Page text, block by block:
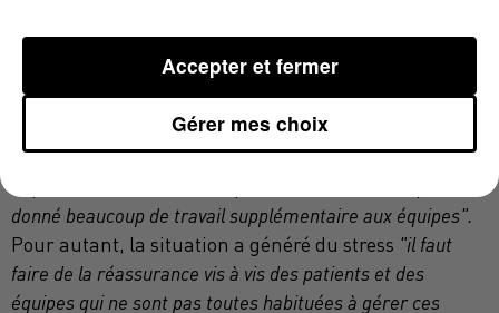
Une fois le problème identifié, ses équipes ont rappelé
l'ensemble des patients avec qui la conversation avait
été coupée"les procédures médicales non prises, les
adresses non notées, il ne fallait pas mettre en danger la
population haut-garonnaise".Le Samu retrouve assez
donné beaucoup de travail supplémentaire aux équipes".
Pour autant, la situation a généré du stress "il faut
faire de la réassurance vis à vis des patients et des
équipes qui ne sont pas toutes habituées à gérer ces
Gérer mes choix
Accepter et fermer